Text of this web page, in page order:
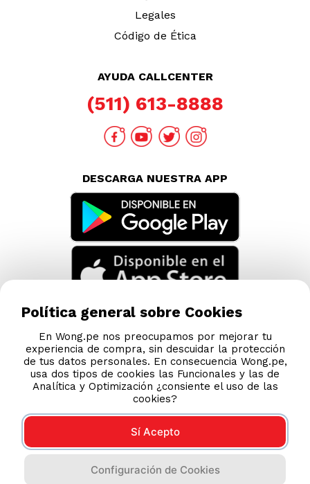
Legales
Código de Ética
AYUDA CALLCENTER
(511) 613-8888
DESCARGA NUESTRA APP
Política general sobre Cookies
En Wong.pe nos preocupamos por mejorar tu
experiencia de compra, sin descuidar la protección
de tus datos personales. En consecuencia Wong.pe,
usa dos tipos de cookies las Funcionales y las de
Analítica y Optimización ¿consiente el uso de las
cookies?
Sí Acepto
Configuración de Cookies